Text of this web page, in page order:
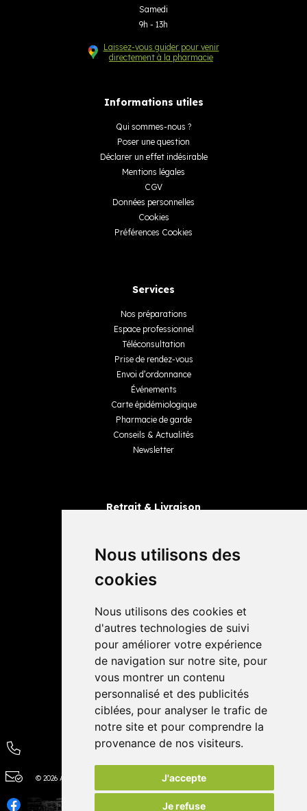
Nous utilisons des
cookies
Nous utilisons des cookies et
d'autres technologies de suivi
pour améliorer votre expérience
de navigation sur notre site, pour
vous montrer un contenu
personnalisé et des publicités
ciblées, pour analyser le trafic de
notre site et pour comprendre la
provenance de nos visiteurs.
J'accepte
Je refuse
Samedi
9h - 13h
Laissez-vous guider pour venir
directement à la pharmacie
Informations utiles
Qui sommes-nous ?
Poser une question
Déclarer un effet indésirable
Mentions légales
CGV
Données personnelles
Cookies
Préférences Cookies
Services
Nos préparations
Espace professionnel
Téléconsultation
Prise de rendez-vous
Envoi d’ordonnance
Événements
Carte épidémiologique
Pharmacie de garde
Conseils & Actualités
Newsletter
Retrait & Livraison
Livraisons
4,4 / 5 65 avis
© 2026 Autour de la Pharmacie Tous droits réservés